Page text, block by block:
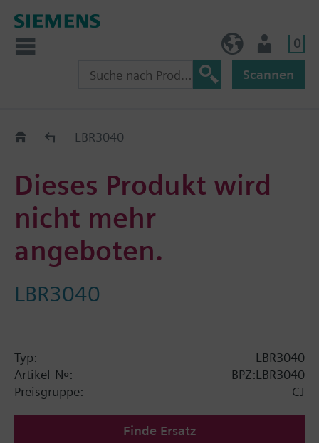
0
Scannen
Old2NewLBR3040
Dieses Produkt wird
nicht mehr
angeboten.
LBR3040
Typ:
LBR3040
Artikel-Nr.:
BPZ:LBR3040
Preisgruppe:
CJ
Finde Ersatz